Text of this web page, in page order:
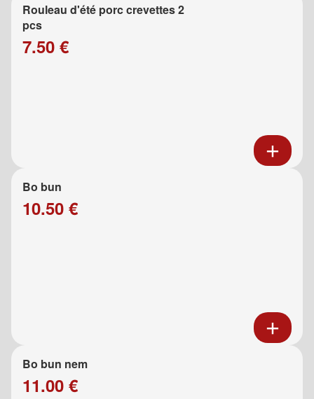
Rouleau d'été porc crevettes 2
pcs
7.50 €
Bo bun
10.50 €
Bo bun nem
11.00 €